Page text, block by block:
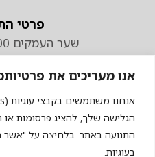
אנו מעריכים את
הגלישה שלך, להציג פרסומות
התנועה באתר. בלחיצה על
בעוגיות.
פרטי
שער העמקים 3658800, ישראל